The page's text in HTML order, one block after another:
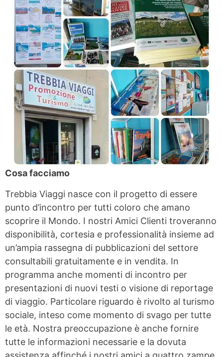
Cosa facciamo
Trebbia Viaggi nasce con il progetto di essere
punto d’incontro per tutti coloro che amano
scoprire il Mondo. I nostri Amici Clienti troveranno
disponibilità, cortesia e professionalità insieme ad
un’ampia rassegna di pubblicazioni del settore
consultabili gratuitamente e in vendita. In
programma anche momenti di incontro per
presentazioni di nuovi testi o visione di reportage
di viaggio. Particolare riguardo è rivolto al turismo
sociale, inteso come momento di svago per tutte
le età. Nostra preoccupazione è anche fornire
tutte le informazioni necessarie e la dovuta